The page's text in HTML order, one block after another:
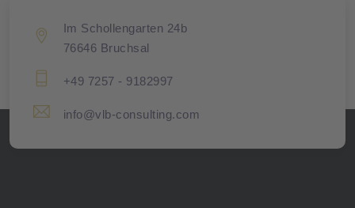
Im Schollengarten 24b
76646 Bruchsal
+49 7257 - 9182997
info@vlb-consulting.com